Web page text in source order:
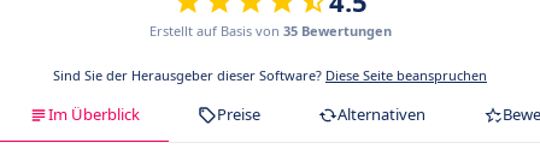
Erstellt auf Basis von 35 Bewertungen
Sind Sie der Herausgeber dieser Software? Diese Seite beanspruchen
Im Überblick Preise Alternativen